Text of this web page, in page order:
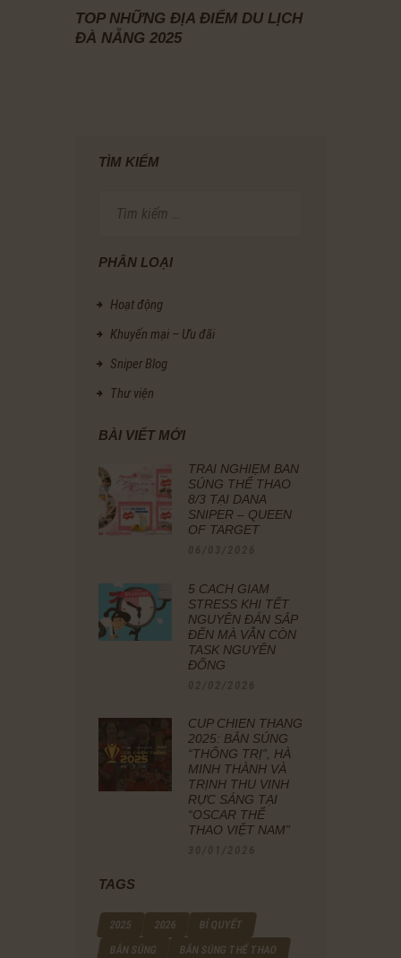
TOP NHỮNG ĐỊA ĐIỂM DU LỊCH
ĐÀ NẴNG 2025
TÌM KIẾM
cho:
PHÂN LOẠI
Hoạt động
Khuyến mại – Ưu đãi
Sniper Blog
Thư viện
BÀI VIẾT MỚI
TRẢI NGHIỆM BẮN
SÚNG THỂ THAO
8/3 TẠI DANA
SNIPER – QUEEN
OF TARGET
5 CÁCH GIẢM
STRESS KHI TẾT
NGUYÊN ĐÁN SẮP
ĐẾN MÀ VẪN CÒN
TASK NGUYÊN
ĐỐNG
CÚP CHIẾN THẮNG
2025: BẮN SÚNG
“THỐNG TRỊ”, HÀ
MINH THÀNH VÀ
TRỊNH THU VINH
RỰC SÁNG TẠI
“OSCAR THỂ
THAO VIỆT NAM”
TAGS
2025 2026
BÍ QUYẾT
BẮN SÚNG
BẮN SÚNG THỂ THAO